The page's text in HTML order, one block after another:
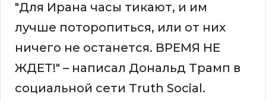
"Для Ирана часы тикают, и им
лучше поторопиться, или от них
ничего не останется. ВРЕМЯ НЕ
ЖДЕТ!" – написал Дональд Трамп в
социальной сети Truth Social.